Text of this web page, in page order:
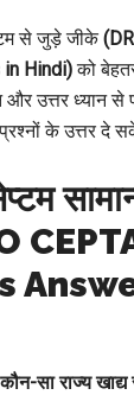
से जुड़े जीके
in Hindi)को
उत्तर ध्यान से
के उत्तर दे
सा राज्य खाद्य